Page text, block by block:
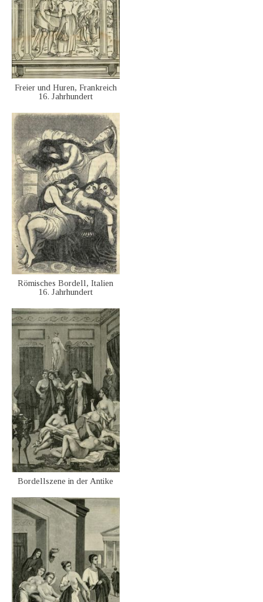
Freier und Huren, Frankreich
16. Jahrhundert
Römisches Bordell, Italien
16. Jahrhundert
Bordellszene in der Antike